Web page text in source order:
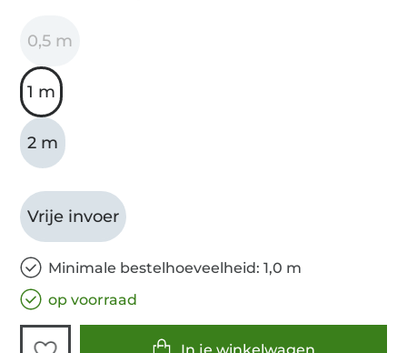
0,5 m
1 m
2 m
Vrije invoer
Minimale bestelhoeveelheid: 1,0 m
op voorraad